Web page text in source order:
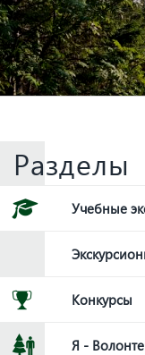
Разделы
Учебные
Конкурсы
Я -